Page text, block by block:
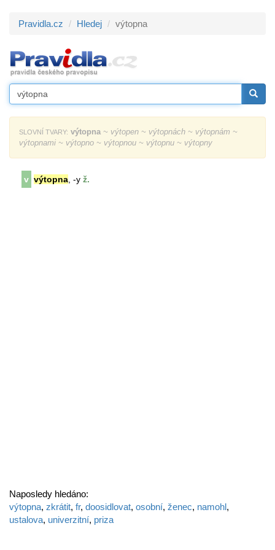
Pravidla.cz Hledej výtopna
SLOVNÍ TVARY: výtopna ~ výtopen ~ výtopnách ~ výtopnám ~
výtopnami ~ výtopno ~ výtopnou ~ výtopnu ~ výtopny
v výtopna , -y ž.
Naposledy hledáno:
výtopna, zkrátit, fr, doosidlovat, osobní, ženec, namohl,
ustalova, univerzitní, priza